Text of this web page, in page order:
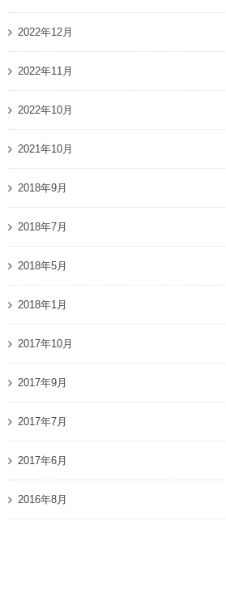
2022年12月
2022年11月
2022年10月
2021年10月
2018年9月
2018年7月
2018年5月
2018年1月
2017年10月
2017年9月
2017年7月
2017年6月
2016年8月